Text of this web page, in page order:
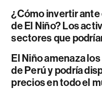
¿Cómo invertir
de El Niño? Los
sectores que
El Niño amenaza
de Perú y podría
precios en todo el